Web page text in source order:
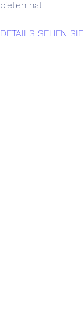
bieten hat.
DETAILS SEHEN